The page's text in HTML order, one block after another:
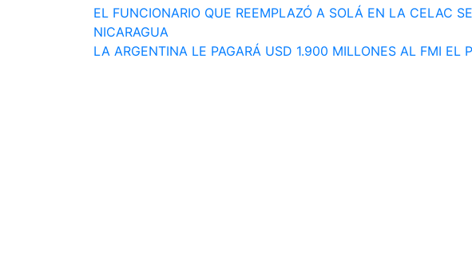
Navegación
de
EL FUNCIONARIO QUE REEMPLAZÓ A SOLÁ EN LA CELAC
NICARAGUA
LA ARGENTINA LE PAGARÁ USD 1.900 MILLONES AL FMI EL